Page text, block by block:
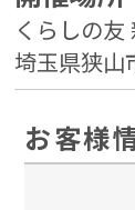
くらしの
埼玉県狭山
お客様